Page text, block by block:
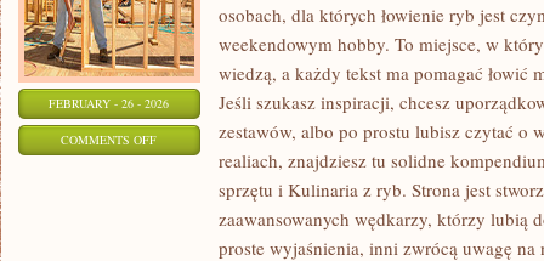
FEBRUARY - 26 - 2026
COMMENTS OFFON
osobach, dla których łowienie ryb jest
weekendowym hobby. To miejsce, w
wiedzą, a każdy tekst ma pomagać łowić
Jeśli szukasz inspiracji, chcesz
zestawów, albo po prostu lubisz czytać o
realiach, znajdziesz tu solidne
sprzętu i Kulinaria z ryb. Strona jest
zaawansowanych wędkarzy, którzy lubią
proste wyjaśnienia, inni zwrócą uwagę